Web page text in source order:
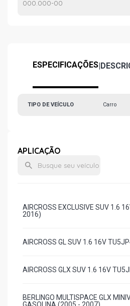
ESPECIFICAÇÕES|
TIPO DE VEÍCULO Carro
APLICAÇÃO
AIRCROSS EXCLUSIVE SUV 1.6
2016)
AIRCROSS GL SUV 1.6 16V
AIRCROSS GLX SUV 1.6 16V
BERLINGO MULTISPACE GLX